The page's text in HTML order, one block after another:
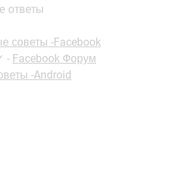
ответы
советы -Facebook
- Facebook Форум
-Android